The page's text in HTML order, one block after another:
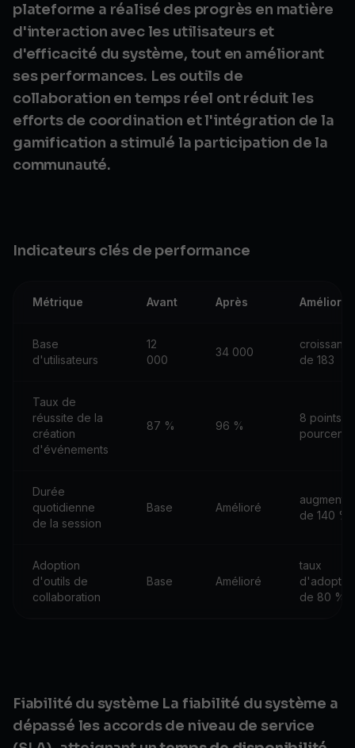
plateforme a réalisé des progrès en matière
d'interaction avec les utilisateurs et
d'efficacité du système, tout en améliorant
ses performances. Les outils de
collaboration en temps réel ont réduit les
efforts de coordination et l'intégration de la
gamification a stimulé la participation de la
communauté.
Indicateurs clés de performance
Métrique Avant Après
Base
d'utilisateurs
12
000
34 000
de 183
Taux de
réussite de la
création
d'événements
87 % 96 %
8 points
Durée
quotidienne
de la session
Base Amélioré
de 140 %
Adoption
d'outils de
collaboration
Base Amélioré
taux
de 80 %
Fiabilité du système La fiabilité du système a
dépassé les accords de niveau de service